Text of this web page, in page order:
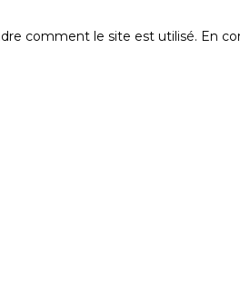
comment le site est utilisé. En